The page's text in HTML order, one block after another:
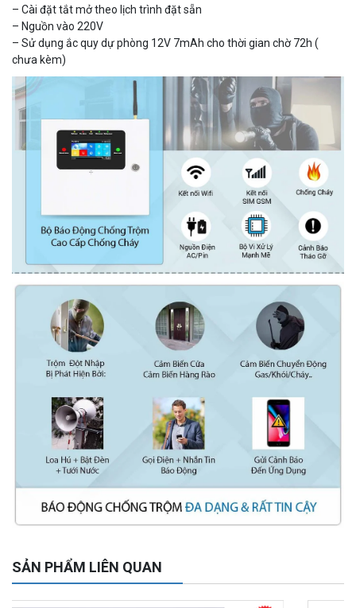
– Cài đặt tắt mở theo lịch trình đặt sẵn
– Nguồn vào 220V
– Sử dụng ắc quy dự phòng 12V 7mAh cho thời gian chờ 72h (
chưa kèm)
SẢN PHẨM LIÊN QUAN
Camera WiFi EZVIZ H8C 2K 4MP tích hợp Ai thông minh
1.939.000 đ 1.080.000 đ
MUA NGAY
Camera WiFi quay quét ngoài trời EZVIZ H8 Pro 3K
2.060.000 đ 1.469.000 đ